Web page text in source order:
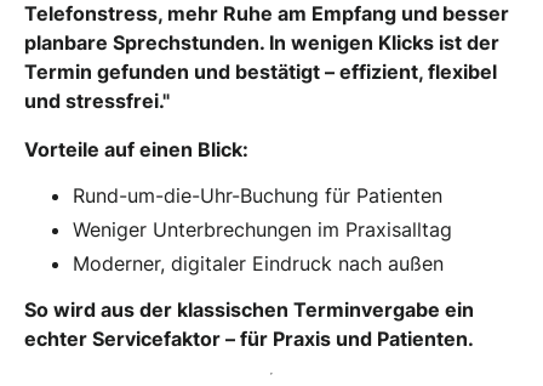
Telefonstress, mehr Ruhe am Empfang und besser
planbare Sprechstunden. In wenigen Klicks ist der
Termin gefunden und bestätigt – effizient, flexibel
und stressfrei."
Vorteile auf einen Blick:
Rund-um-die-Uhr-Buchung für Patienten
Weniger Unterbrechungen im Praxisalltag
Moderner, digitaler Eindruck nach außen
So wird aus der klassischen Terminvergabe ein
echter Servicefaktor – für Praxis und Patienten.